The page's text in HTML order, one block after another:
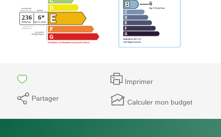
Imprimer
Partager Calculer mon budget